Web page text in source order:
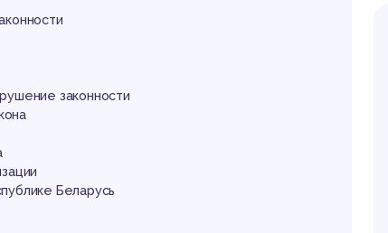
законности
Беларусь